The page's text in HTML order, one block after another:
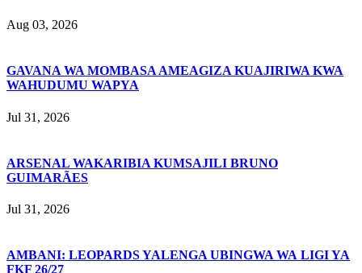
Aug 03, 2026
GAVANA WA MOMBASA AMEAGIZA KUAJIRIWA KWA
WAHUDUMU WAPYA
Jul 31, 2026
ARSENAL WAKARIBIA KUMSAJILI BRUNO
GUIMARÃES
Jul 31, 2026
AMBANI: LEOPARDS YALENGA UBINGWA WA LIGI YA
FKF 26/27